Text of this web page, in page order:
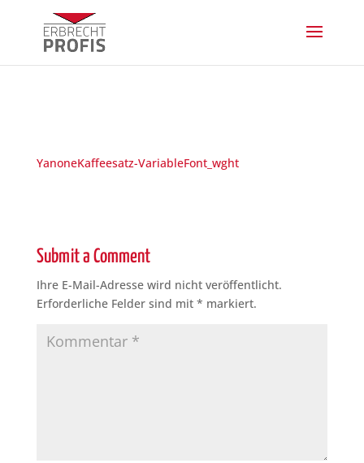
YanoneKaffeesatz-VariableFont_wght
Submit a Comment
Ihre E-Mail-Adresse wird nicht veröffentlicht.
Erforderliche Felder sind mit * markiert.